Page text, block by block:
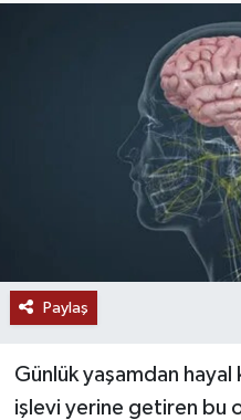
Paylaş
Günlük yaşamdan hayal
işlevi yerine getiren bu